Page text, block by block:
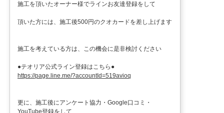
施工を頂いたオーナー様でラインお友達登録をして
頂いた方には、施工後500円のクオカードを差し上げます
施工を考えている方は、この機会に是非検討ください
●テオリア公式ライン登録はこちら●
https://page.line.me/?accountId=519avioq
更に、施工後にアンケート協力・Google口コミ・
YouTube登録をして